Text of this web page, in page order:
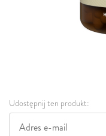
Udostępnij ten produkt: